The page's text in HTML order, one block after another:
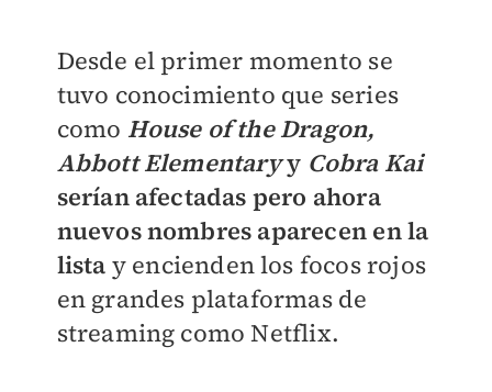
Desde el primer momento se
tuvo conocimiento que series
como House of the Dragon,
Abbott Elementaryy Cobra Kai
serían afectadas pero ahora
nuevos nombres aparecen en la
lista y encienden los focos rojos
en grandes plataformas de
streaming como Netflix.